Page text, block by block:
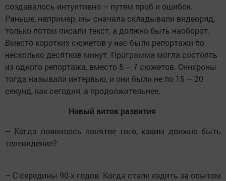
создавалось интуитивно – путем проб и ошибок.
Раньше, например, мы сначала складывали видеоряд,
только потом писали текст, а должно быть наоборот.
Вместо коротких сюжетов у нас были репортажи по
несколько десятков минут. Программа могла состоять
из одного репортажа, вместо 5 – 7 сюжетов. Синхроны
тогда называли интервью, и они были не по 15 – 20
секунд, как сегодня, а продолжительнее.
Новый виток развития
– Когда появилось понятие того, каким должно быть
телевидение?
– С середины 90-х годов. Когда стали ездить за опытом